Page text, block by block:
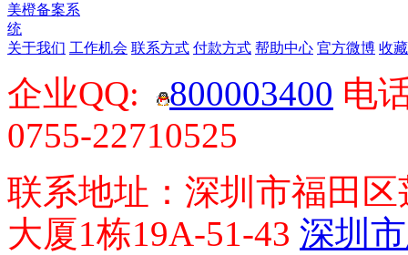
美橙备案系
统
关于我们 工作机会 联系方式 付款方式 帮助中心 官方微博 收
企业QQ: 800003400 电
0755-22710525
联系地址：深圳市福田
大厦1栋19A-51-43 深圳